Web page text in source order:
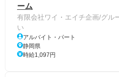
ーム
有限会社ワイ・エイチ企画/グル
い
アルバイト・パート
静岡県
時給1,097円